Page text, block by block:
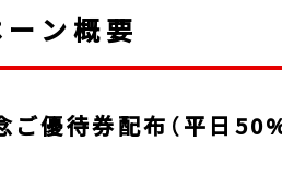
ン概要
ご優待券配布（平日